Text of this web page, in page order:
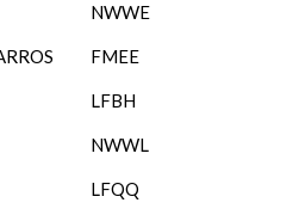
NWWE
FMEE
LFBH
NWWL
LFQQ